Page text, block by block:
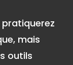
pratiquerez
mais
outils